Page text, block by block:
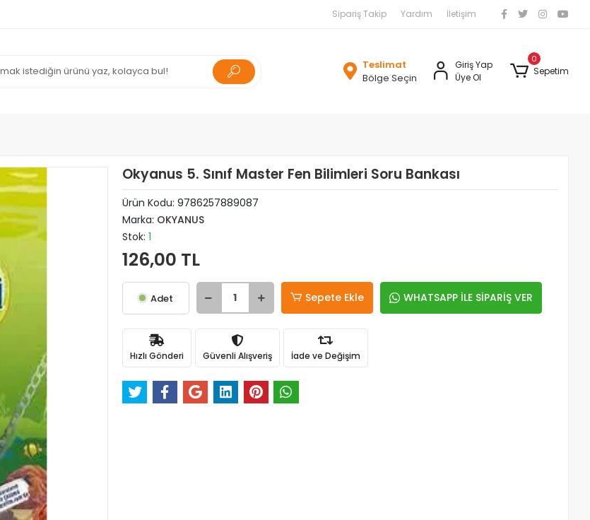
Sipariş Takip Yardım İletişim
Teslimat
Bölge Seçin
Giriş Yap
Üye Ol
0
Sepetim
Okyanus 5. Sınıf Master Fen Bilimleri Soru Bankası
Ürün Kodu: 9786257889087
Marka: OKYANUS
Stok: 1
126,00 TL
Adet Sepete Ekle WHATSAPP İLE SİPARİŞ VER
Hızlı Gönderi Güvenli Alışveriş İade ve Değişim